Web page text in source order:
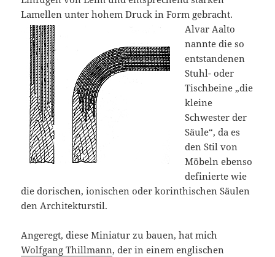
Lamellen unter hohem Druck in Form gebracht.
Alvar Aalto
nannte die so
entstandenen
Stuhl- oder
Tischbeine „die
kleine
Schwester der
Säule“, da es
den Stil von
Möbeln ebenso
definierte wie
die dorischen, ionischen oder korinthischen Säulen
den Architekturstil.
Angeregt, diese Miniatur zu bauen, hat mich
Wolfgang Thillmann, der in einem englischen